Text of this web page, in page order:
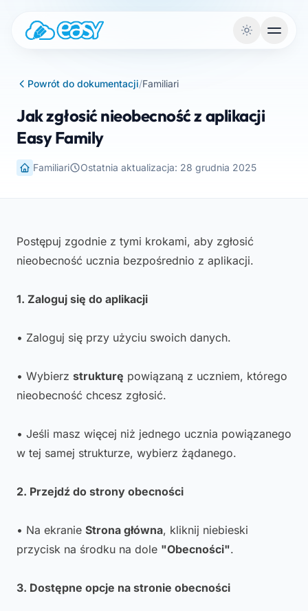
Powrót do dokumentacji/Familiari
Jak zgłosić nieobecność z aplikacji
Easy Family
Familiari Ostatnia aktualizacja: 28 grudnia 2025
Postępuj zgodnie z tymi krokami, aby zgłosić
nieobecność ucznia bezpośrednio z aplikacji.
1. Zaloguj się do aplikacji
• Zaloguj się przy użyciu swoich danych.
• Wybierz strukturę powiązaną z uczniem, którego
nieobecność chcesz zgłosić.
• Jeśli masz więcej niż jednego ucznia powiązanego
w tej samej strukturze, wybierz żądanego.
2. Przejdź do strony obecności
• Na ekranie Strona główna, kliknij niebieski
przycisk na środku na dole "Obecności".
3. Dostępne opcje na stronie obecności